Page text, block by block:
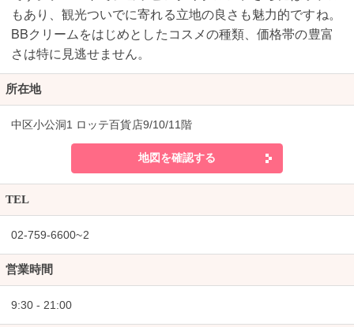
もあり、観光ついでに寄れる立地の良さも魅力的ですね。
BBクリームをはじめとしたコスメの種類、価格帯の豊富
さは特に見逃せません。
所在地
中区小公洞1 ロッテ百貨店9/10/11階
地図を確認する
TEL
02-759-6600~2
営業時間
9:30 - 21:00